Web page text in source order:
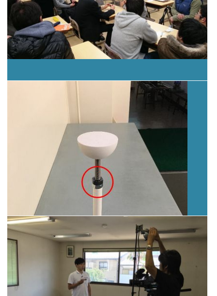
国立東京工業高等専門学校 機械工学科
で特別講義
PLBの原理を応用した突っ張り棒